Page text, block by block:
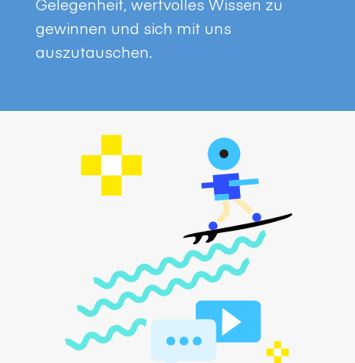
Gelegenheit, wertvolles Wissen zu
gewinnen und sich mit uns
auszutauschen.